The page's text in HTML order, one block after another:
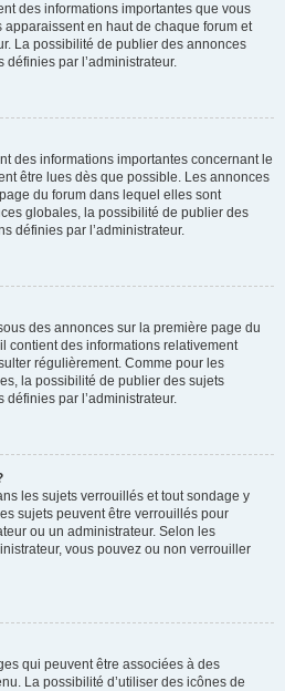
des informations importantes que vous
en haut de chaque forum et
La possibilité de publier des annonces
par l’administrateur.
des informations importantes concernant le
être lues dès que possible. Les annonces
du forum dans lequel elles sont
globales, la possibilité de publier des
définies par l’administrateur.
des annonces sur la première page du
contient des informations relativement
régulièrement. Comme pour les
la possibilité de publier des sujets
par l’administrateur.
les sujets verrouillés et tout sondage y
sujets peuvent être verrouillés pour
ou un administrateur. Selon les
vous pouvez ou non verrouiller
qui peuvent être associées à des
La possibilité d’utiliser des icônes de